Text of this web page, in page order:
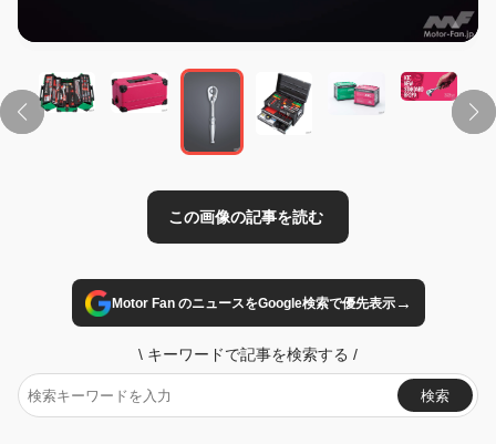
Motor Fan のニュースをGoogle検索で優先表示→
\ キーワードで記事を検索する /
検索